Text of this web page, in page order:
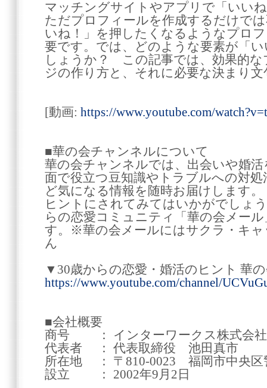
マッチングサイトやアプリで「いい
ただプロフィールを作成するだけで
いね！」を押したくなるようなプロ
要です。では、どのような要素が「
しょうか？ この記事では、効果的な
ジの作り方と、それに必要な決まり
[動画: https://www.youtube.com/
■華の会チャンネルについて
華の会チャンネルでは、出会いや婚
面で役立つ豆知識やトラブルへの対
ど気になる情報を随時お届けします
ヒントにされてみてはいかがでしょ
らの恋愛コミュニティ「華の会メー
す。※華の会メールにはサクラ・キ
ん
▼30歳からの恋愛・婚活のヒント 華
https://www.youtube.com/channel/
■会社概要
商号 ： インターワークス株式会社
代表者 ： 代表取締役 池田真市
所在地 ： 〒810-0023 福岡市中央区
設立 ： 2002年9月2日